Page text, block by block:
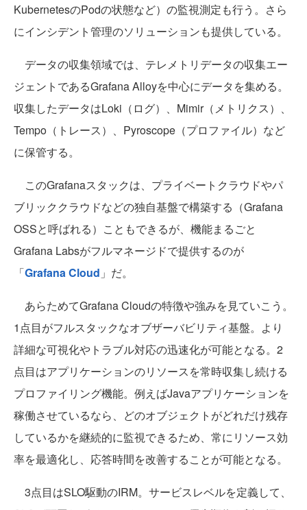
KubernetesのPodの状態など）の監視測定も行う。さら
にインシデント管理のソリューションも提供している。
データの収集領域では、テレメトリデータの収集エー
ジェントであるGrafana Alloyを中心にデータを集める。
収集したデータはLoki（ログ）、Mimir（メトリクス）、
Tempo（トレース）、Pyroscope（プロファイル）など
に保管する。
このGrafanaスタックは、プライベートクラウドやパ
ブリッククラウドなどの独自基盤で構築する（Grafana
OSSと呼ばれる）こともできるが、機能まるごと
Grafana Labsがフルマネージドで提供するのが
「Grafana Cloud 」だ。
あらためてGrafana Cloudの特徴や強みを見ていこう。
1点目がフルスタックなオブザーバビリティ基盤。より
詳細な可視化やトラブル対応の迅速化が可能となる。2
点目はアプリケーションのリソースを常時収集し続ける
プロファイリング機能。例えばJavaアプリケーションを
稼働させているなら、どのオブジェクトがどれだけ残存
しているかを継続的に監視できるため、常にリソース効
率を最適化し、応答時間を改善することが可能となる。
3点目はSLO駆動のIRM。サービスレベルを定義して、